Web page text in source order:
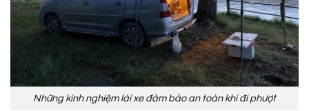
Những kinh nghiệm lái xe đảm bảo an toàn khi đi phượt